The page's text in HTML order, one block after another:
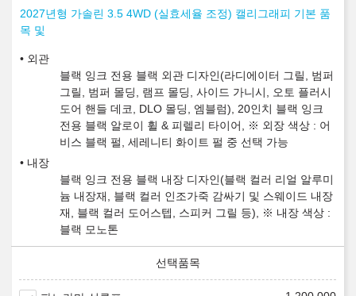
2027년형 가솔린 3.5 4WD (실효세율 조정) 캘리그래피 기본 품
목 및
외관
블랙 잉크 전용 블랙 외관 디자인(라디에이터 그릴, 범퍼
그릴, 범퍼 몰딩, 램프 몰딩, 사이드 가니시, 오토 플러시
도어 핸들 데코, DLO 몰딩, 엠블럼), 20인치 블랙 잉크
전용 블랙 알로이 휠 & 피렐리 타이어, ※ 외장 색상 : 어
비스 블랙 펄, 세레니티 화이트 펄 중 선택 가능
내장
블랙 잉크 전용 블랙 내장 디자인(블랙 컬러 리얼 알루미
늄 내장재, 블랙 컬러 인조가죽 감싸기 및 스웨이드 내장
재, 블랙 컬러 도어스텝, 스피커 그릴 등), ※ 내장 색상 :
블랙 모노톤